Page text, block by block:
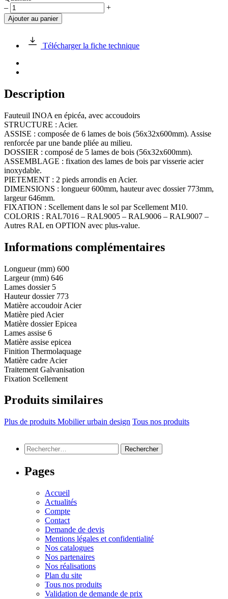
quantité
de
Fauteuil
avec
accoudoirs
– +
Ajouter au panier
Télécharger la fiche technique
Description
Fauteuil INOA en épicéa, avec accoudoirs
STRUCTURE : Acier.
ASSISE : composée de 6 lames de bois (56x32x600mm). Assise
renforcée par une bande pliée au milieu.
DOSSIER : composé de 5 lames de bois (56x32x600mm).
ASSEMBLAGE : fixation des lames de bois par visserie acier
inoxydable.
PIETEMENT : 2 pieds arrondis en Acier.
DIMENSIONS : longueur 600mm, hauteur avec dossier 773mm,
largeur 646mm.
FIXATION : Scellement dans le sol par Scellement M10.
COLORIS : RAL7016 – RAL9005 – RAL9006 – RAL9007 –
Autres RAL en OPTION avec plus-value.
Informations complémentaires
Longueur (mm) 600
Largeur (mm) 646
Lames dossier 5
Hauteur dossier 773
Matière accoudoir Acier
Matière pied Acier
Matière dossier Epicea
Lames assise 6
Matière assise epicea
Finition Thermolaquage
Matière cadre Acier
Traitement Galvanisation
Fixation Scellement
Produits similaires
Plus de produits Mobilier urbain design Tous nos produits
Rechercher :
Pages
Accueil
Actualités
Compte
Contact
Demande de devis
Mentions légales et confidentialité
Nos catalogues
Nos partenaires
Nos réalisations
Plan du site
Tous nos produits
Validation de demande de prix